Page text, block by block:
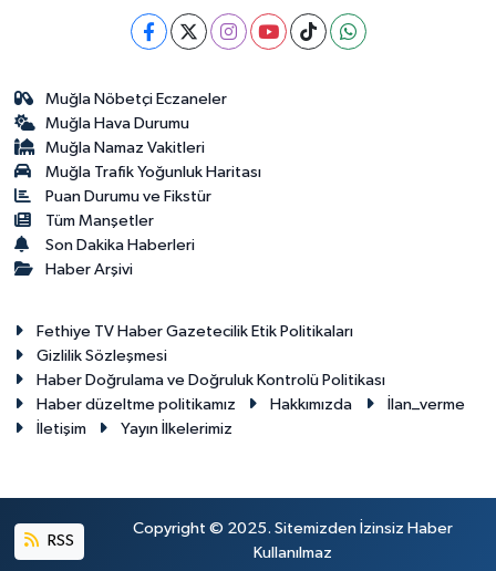
Muğla Nöbetçi Eczaneler
Muğla Hava Durumu
Muğla Namaz Vakitleri
Muğla Trafik Yoğunluk Haritası
Puan Durumu ve Fikstür
Tüm Manşetler
Son Dakika Haberleri
Haber Arşivi
Fethiye TV Haber Gazetecilik Etik Politikaları
Gizlilik Sözleşmesi
Haber Doğrulama ve Doğruluk Kontrolü Politikası
Haber düzeltme politikamız
Hakkımızda
İlan_verme
İletişim
Yayın İlkelerimiz
RSS
Copyright © 2025. Sitemizden İzinsiz Haber
Kullanılmaz